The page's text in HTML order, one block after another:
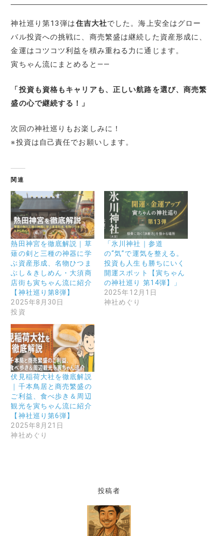
神社巡り第13弾は住吉大社でした。海上安全はグロー
バル投資への挑戦に、商売繁盛は継続した資産形成に、
金運はコツコツ利益を積み重ねる力に通じます。
寅ちゃん流にまとめると――
「投資も資格もキャリアも、正しい航路を選び、商売繁
盛の心で継続する！」
次回の神社巡りもお楽しみに！
※投資は自己責任でお願いします。
関連
熱田神宮を徹底解説｜草
薙の剣と三種の神器に学
ぶ資産形成、名物ひつま
ぶし＆きしめん・大須商
店街も寅ちゃん流に紹介
【神社巡り第8弾】
2025年8月30日
投資
「氷川神社｜参道
の“気”で運気を整える。
投資も人生も勝ちにいく
開運スポット【寅ちゃん
の神社巡り 第14弾】」
2025年12月1日
神社めぐり
伏見稲荷大社を徹底解説
｜千本鳥居と商売繁盛の
ご利益、食べ歩き＆周辺
観光を寅ちゃん流に紹介
【神社巡り第6弾】
2025年8月21日
神社めぐり
投稿者